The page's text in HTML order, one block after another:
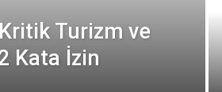
Turizm ve
Kata İzin